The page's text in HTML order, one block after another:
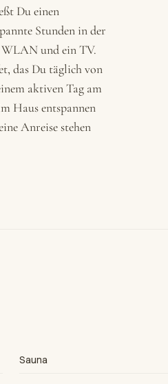
Du einen
Stunden in der
und ein TV.
das Du täglich von
aktiven Tag am
Haus entspannen
Anreise stehen
Sauna